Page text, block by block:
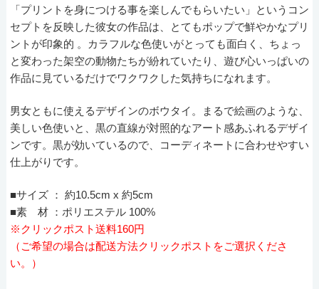
「プリントを身につける事を楽しんでもらいたい」というコン
セプトを反映した彼女の作品は、とてもポップで鮮やかなプリ
ントが印象的 。カラフルな色使いがとっても面白く、ちょっ
と変わった架空の動物たちが紛れていたり、遊び心いっぱいの
作品に見ているだけでワクワクした気持ちになれます。
男女ともに使えるデザインのボウタイ。まるで絵画のような、
美しい色使いと、黒の直線が対照的なアート感あふれるデザイ
ンです。黒が効いているので、コーディネートに合わせやすい
仕上がりです。
■サイズ ： 約10.5cm x 約5cm
■素 材 ：ポリエステル 100%
※クリックポスト送料160円
（ご希望の場合は配送方法クリックポストをご選択くださ
い。）